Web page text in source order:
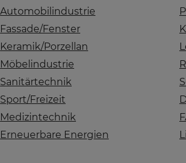
Automobilindustrie
Fassade/Fenster
Keramik/Porzellan
Möbelindustrie
Sanitärtechnik
Sport/Freizeit
Medizintechnik
Erneuerbare Energien